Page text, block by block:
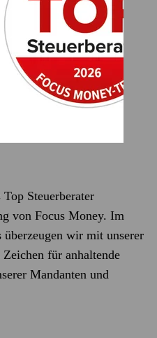
Steuerberater
von Focus Money. Im
überzeugen wir mit unserer
für anhaltende
Mandanten und